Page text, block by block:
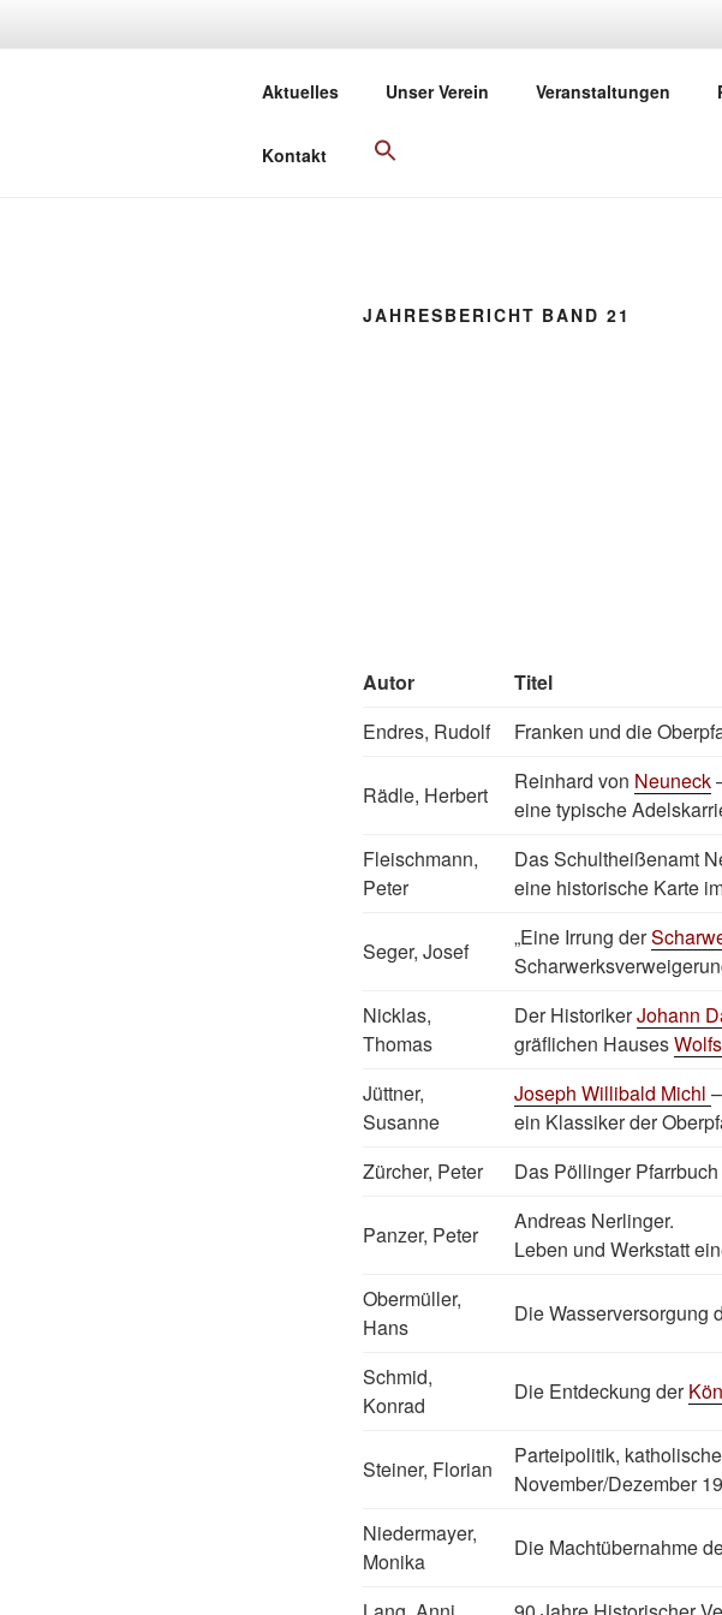
Aktuelles Unser Verein Veranstaltungen
Kontakt
JAHRESBERICHT BAND 21
Autor Titel
Endres, Rudolf
Franken und die
Rädle, Herbert
Reinhard von Neuneck
eine typische
Fleischmann,
Peter
Das Schultheißenamt
eine historische Karte
Seger, Josef
„Eine Irrung der
Nicklas,
Thomas
Der HistorikerJohann
gräflichen Hauses
Jüttner,
Susanne
Joseph Willibald Michl –
ein Klassiker der
Zürcher, Peter Das Pöllinger
Panzer, Peter
Andreas Nerlinger.
Leben und Werkstatt
Obermüller,
Hans
Die Wasserversorgung
Schmid,
Konrad
Die Entdeckung der
Steiner, Florian
Parteipolitik,
November/Dezember
Niedermayer,
Monika
Die Machtübernahme